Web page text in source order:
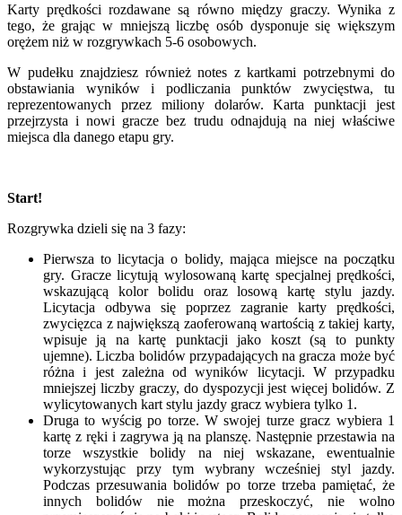
Karty prędkości rozdawane są równo między graczy. Wynika z
tego, że grając w mniejszą liczbę osób dysponuje się większym
orężem niż w rozgrywkach 5-6 osobowych.
W pudełku znajdziesz również notes z kartkami potrzebnymi do
obstawiania wyników i podliczania punktów zwycięstwa, tu
reprezentowanych przez miliony dolarów. Karta punktacji jest
przejrzysta i nowi gracze bez trudu odnajdują na niej właściwe
miejsca dla danego etapu gry.
Start!
Rozgrywka dzieli się na 3 fazy:
Pierwsza to licytacja o bolidy, mająca miejsce na początku
gry. Gracze licytują wylosowaną kartę specjalnej prędkości,
wskazującą kolor bolidu oraz losową kartę stylu jazdy.
Licytacja odbywa się poprzez zagranie karty prędkości,
zwycięzca z największą zaoferowaną wartością z takiej karty,
wpisuje ją na kartę punktacji jako koszt (są to punkty
ujemne). Liczba bolidów przypadających na gracza może być
różna i jest zależna od wyników licytacji. W przypadku
mniejszej liczby graczy, do dyspozycji jest więcej bolidów. Z
wylicytowanych kart stylu jazdy gracz wybiera tylko 1.
Druga to wyścig po torze. W swojej turze gracz wybiera 1
kartę z ręki i zagrywa ją na planszę. Następnie przestawia na
torze wszystkie bolidy na niej wskazane, ewentualnie
wykorzystując przy tym wybrany wcześniej styl jazdy.
Podczas przesuwania bolidów po torze trzeba pamiętać, że
innych bolidów nie można przeskoczyć, nie wolno